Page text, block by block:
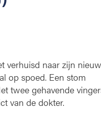
verhuisd naar zijn
op spoed. Een stom
twee gehavende
van de dokter.